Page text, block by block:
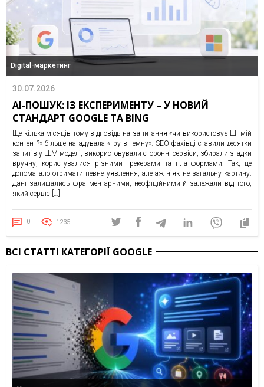
Digital-маркетинг
30.07.2026
AI-ПОШУК: ІЗ ЕКСПЕРИМЕНТУ – У НОВИЙ
СТАНДАРТ GOOGLE ТА BING
Ще кілька місяців тому відповідь на запитання «чи використовує ШІ мій
контент?» більше нагадувала «гру в темну». SEO-фахівці ставили десятки
запитів у LLM-моделі, використовували сторонні сервіси, збирали згадки
вручну, користувалися різними трекерами та платформами. Так, це
допомагало отримати певне уявлення, але аж ніяк не загальну картину.
Дані залишались фрагментарними, неофіційними й залежали від того,
який сервіс […]
0 1235
ВСІ СТАТТІ КАТЕГОРІЇ GOOGLE